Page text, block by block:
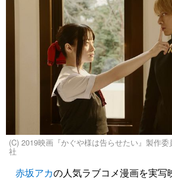
(C) 2019映画『かぐや様は告らせたい』製作
社
赤坂アカの人気ラブコメ漫画を実写